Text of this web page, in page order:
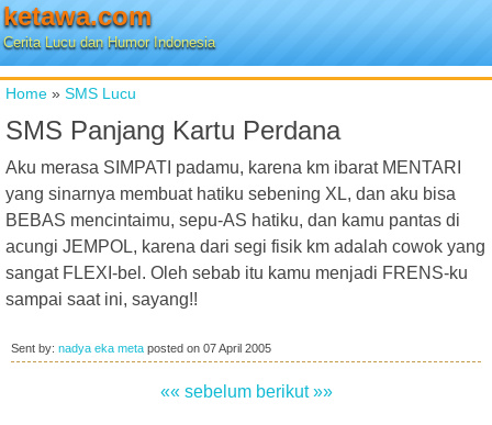
ketawa.com
Cerita Lucu dan Humor Indonesia
Home » SMS Lucu
SMS Panjang Kartu Perdana
Aku merasa SIMPATI padamu, karena km ibarat MENTARI
yang sinarnya membuat hatiku sebening XL, dan aku bisa
BEBAS mencintaimu, sepu-AS hatiku, dan kamu pantas di
acungi JEMPOL, karena dari segi fisik km adalah cowok yang
sangat FLEXI-bel. Oleh sebab itu kamu menjadi FRENS-ku
sampai saat ini, sayang!!
Sent by: nadya eka meta posted on 07 April 2005
«« sebelum berikut »»